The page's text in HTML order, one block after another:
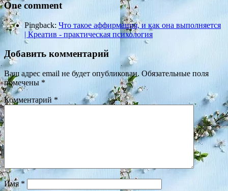
One comment
Pingback: Что такое аффирмация, и как она выполняется
| Креатив - практическая психология
Добавить комментарий
Ваш адрес email не будет опубликован. Обязательные поля
помечены *
Комментарий *
Имя*